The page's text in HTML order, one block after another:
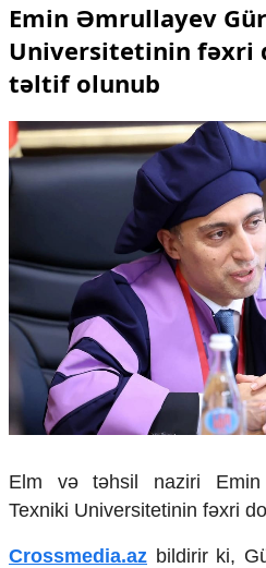
Xarici xəbərlər
Cənubi Qafqaz
Türk Dünyası
Avropa
Amerika
Asiya
Çarpaz baxış
Təhlil
Siyasi
Geosiyasi
İqtisadi
Sosioloji
Araşdırma
Multimedia
Foto
Video
Podcast
Emin Əmrullayev
Universitetinin fəxri
təltif olunub
Elm və təhsil naziri Emin
Texniki Universitetinin fəxri
Crossmedia.az bildirir ki,